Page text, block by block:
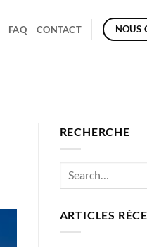
FAQ CONTACT NOUS
RECHERCHE
ARTICLES